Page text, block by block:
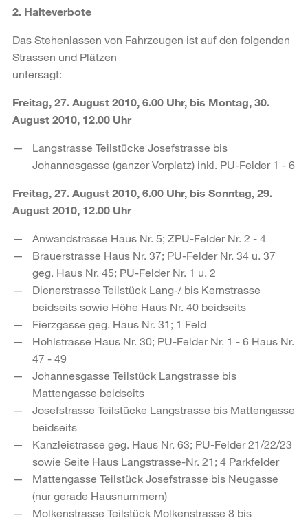
2. Halteverbote
Das Stehenlassen von Fahrzeugen ist auf den folgenden
Strassen und Plätzen
untersagt:
Freitag, 27. August 2010, 6.00 Uhr, bis Montag, 30.
August 2010, 12.00 Uhr
Langstrasse Teilstücke Josefstrasse bis
Johannesgasse (ganzer Vorplatz) inkl. PU-Felder 1 - 6
Freitag, 27. August 2010, 6.00 Uhr, bis Sonntag, 29.
August 2010, 12.00 Uhr
Anwandstrasse Haus Nr. 5; ZPU-Felder Nr. 2 - 4
Brauerstrasse Haus Nr. 37; PU-Felder Nr. 34 u. 37
geg. Haus Nr. 45; PU-Felder Nr. 1 u. 2
Dienerstrasse Teilstück Lang-/ bis Kernstrasse
beidseits sowie Höhe Haus Nr. 40 beidseits
Fierzgasse geg. Haus Nr. 31; 1 Feld
Hohlstrasse Haus Nr. 30; PU-Felder Nr. 1 - 6 Haus Nr.
47 - 49
Johannesgasse Teilstück Langstrasse bis
Mattengasse beidseits
Josefstrasse Teilstücke Langstrasse bis Mattengasse
beidseits
Kanzleistrasse geg. Haus Nr. 63; PU-Felder 21/22/23
sowie Seite Haus Langstrasse-Nr. 21; 4 Parkfelder
Mattengasse Teilstück Josefstrasse bis Neugasse
(nur gerade Hausnummern)
Molkenstrasse Teilstück Molkenstrasse 8 bis